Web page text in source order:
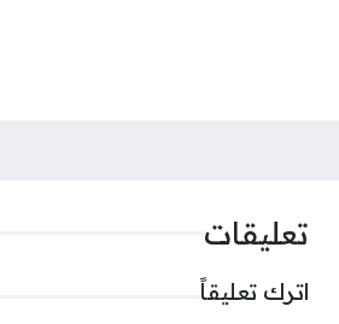
تعليقات
اترك تعليقاً